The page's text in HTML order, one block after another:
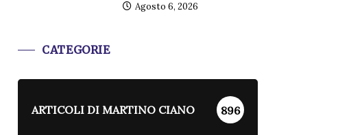
Agosto 6, 2026
CATEGORIE
ARTICOLI DI MARTINO CIANO 896